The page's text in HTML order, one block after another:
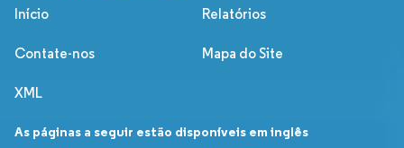
Início Relatórios
Contate-nos Mapa do Site
XML
As páginas a seguir estão disponíveis em inglês